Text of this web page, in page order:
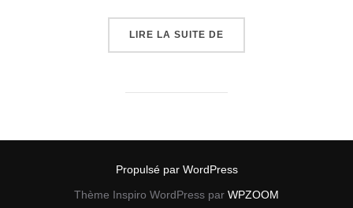
LIRE LA SUITE DE
Propulsé par WordPress
Thème Inspiro WordPress par WPZOOM